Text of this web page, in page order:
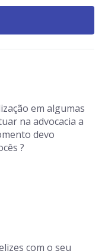
em algumas
na advocacia a
devo
?
com o seu